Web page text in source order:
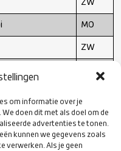
om informatie over je
doen dit met als doel om de
advertenties te tonen.
kunnen we gegevens zoals
verwerken. Als je geen
ZW
MO
ZW
ZW
ZW